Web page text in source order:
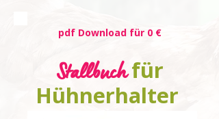
pdf Download für 0 €
Stallbuchfür
Hühnerhalter